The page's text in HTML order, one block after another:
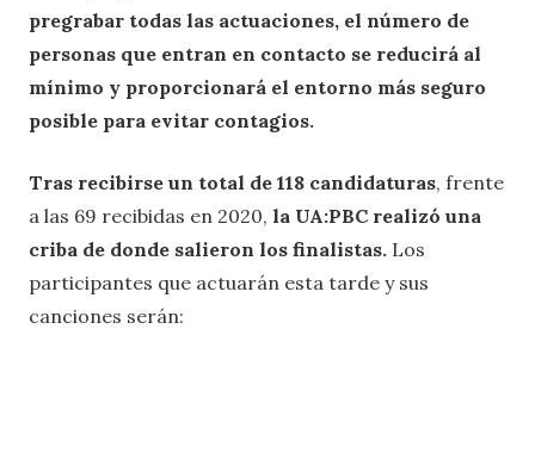
pregrabar todas las actuaciones, el número de
personas que entran en contacto se reducirá al
mínimo y proporcionará el entorno más seguro
posible para evitar contagios.
Tras recibirse un total de 118 candidaturas, frente
a las 69 recibidas en 2020, la UA:PBC realizó una
criba de donde salieron los finalistas. Los
participantes que actuarán esta tarde y sus
canciones serán: